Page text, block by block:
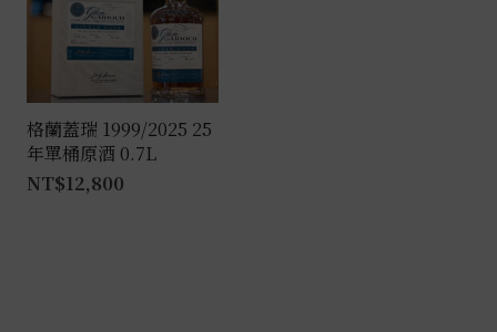
格蘭蓋瑞 1999/2025 25
年單桶原酒 0.7L
NT$12,800